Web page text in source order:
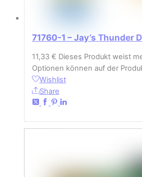
71760-1 – Jay’s Thunder
11,33 € Dieses Produkt weist
Optionen können auf der
Wishlist
Share